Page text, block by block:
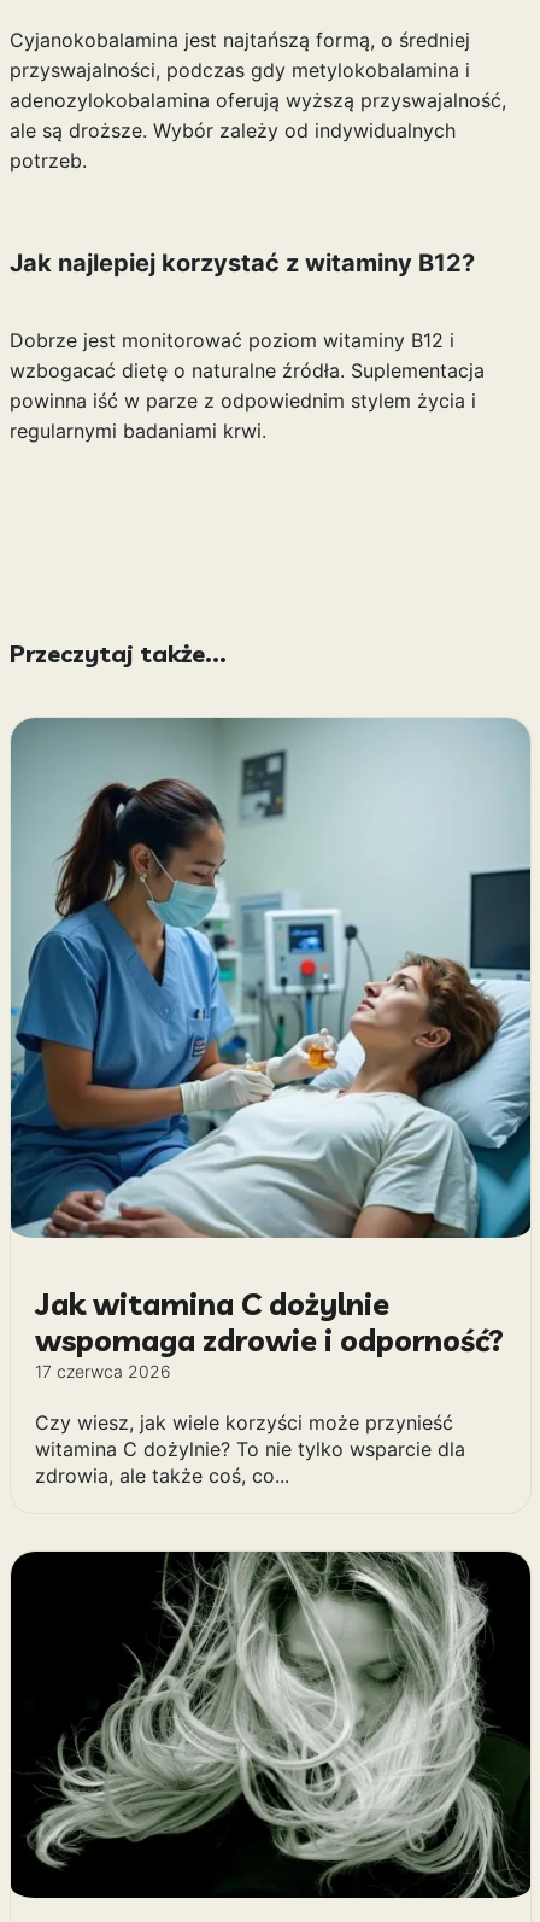
Cyjanokobalamina jest najtańszą formą, o średniej
przyswajalności, podczas gdy metylokobalamina i
adenozylokobalamina oferują wyższą przyswajalność,
ale są droższe. Wybór zależy od indywidualnych
potrzeb.
Jak najlepiej korzystać z witaminy B12?
Dobrze jest monitorować poziom witaminy B12 i
wzbogacać dietę o naturalne źródła. Suplementacja
powinna iść w parze z odpowiednim stylem życia i
regularnymi badaniami krwi.
Przeczytaj także...
Jak witamina C dożylnie
wspomaga zdrowie i odporność?
17 czerwca 2026
Czy wiesz, jak wiele korzyści może przynieść
witamina C dożylnie? To nie tylko wsparcie dla
zdrowia, ale także coś, co...